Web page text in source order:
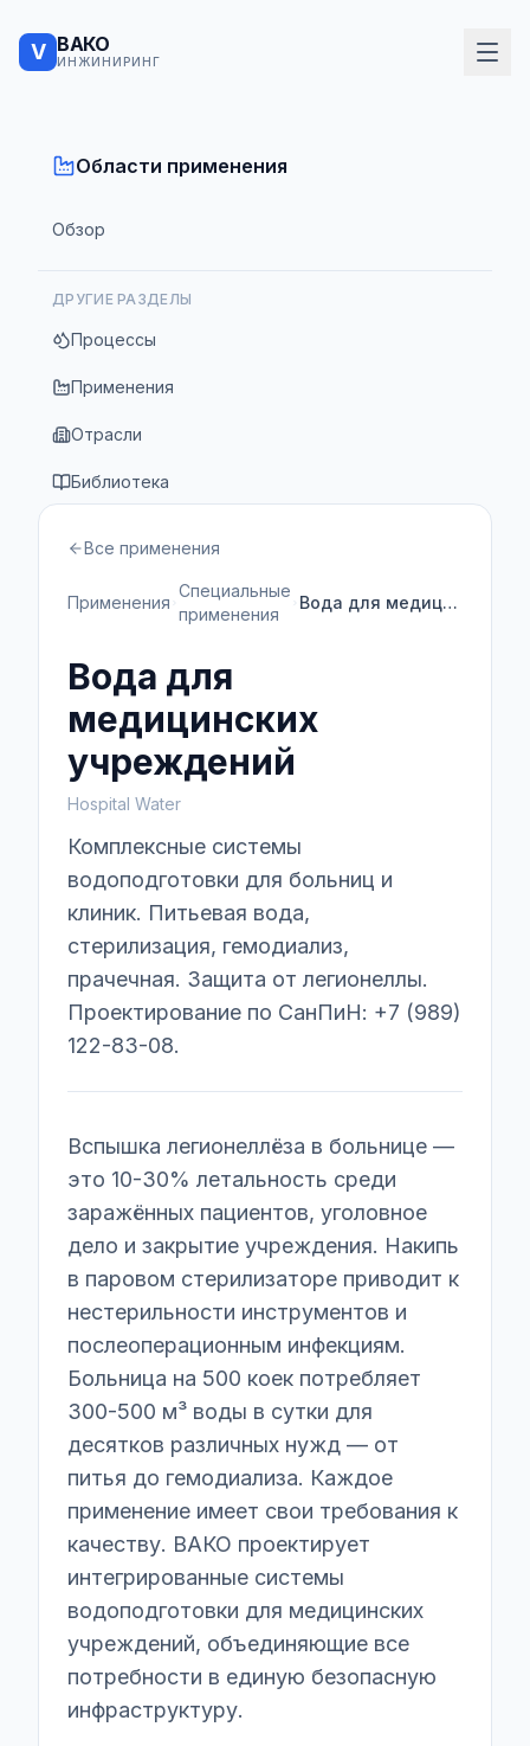
V ВАКО
ИНЖИНИРИНГ
Области применения
Обзор
ДРУГИЕ РАЗДЕЛЫ
Процессы
Применения
Отрасли
Библиотека
Все применения
Применения
Специальные
применения
Вода для медицинских учреждений
Вода для
медицинских
учреждений
Hospital Water
Комплексные системы
водоподготовки для больниц и
клиник. Питьевая вода,
стерилизация, гемодиализ,
прачечная. Защита от легионеллы.
Проектирование по СанПиН: +7 (989)
122-83-08.
Вспышка легионеллёза в больнице —
это 10-30% летальность среди
заражённых пациентов, уголовное
дело и закрытие учреждения. Накипь
в паровом стерилизаторе приводит к
нестерильности инструментов и
послеоперационным инфекциям.
Больница на 500 коек потребляет
300-500 м³ воды в сутки для
десятков различных нужд — от
питья до гемодиализа. Каждое
применение имеет свои требования к
качеству. ВАКО проектирует
интегрированные системы
водоподготовки для медицинских
учреждений, объединяющие все
потребности в единую безопасную
инфраструктуру.